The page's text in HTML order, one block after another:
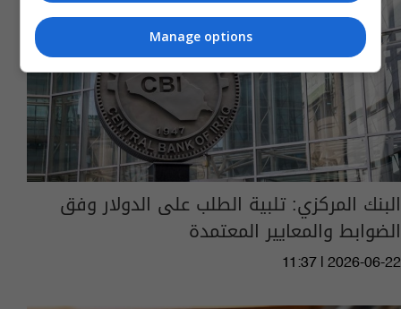
البنك المركزي: تلبية الطلب على الدولار وفق
الضوابط والمعايير المعتمدة
11:37 | 2026-06-22
Manage options